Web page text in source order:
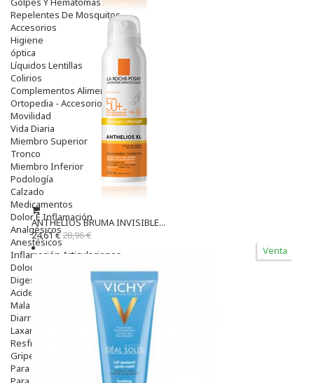
Repelentes De Mosquitos
Accesorios
Higiene
óptica
Líquidos Lentillas
Colirios
Complementos Alimentarios.
Ortopedia - Accesorios
Movilidad
Vida Diaria
Miembro Superior
Tronco
Miembro Inferior
Podología
Calzado
Medicamentos
Dolor E Inflamación
Analgésicos
Anestésicos
Inflamación Articulaciones
Dolor Muscular / Articular
Digestivo
Acidez, Gases Y Ardores
Mala Digestion
Diarrea / Estreñimiento / Vómitos
Laxantes
Resfriados
Gripe Y Resfriados
Para La Tos
ANTHELIOS BRUMA INVISIBLE...
24,61 €28,96 €
Venta